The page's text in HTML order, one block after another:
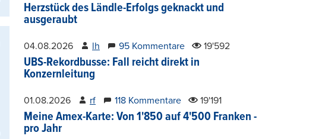
Herzstück des Ländle-Erfolgs geknackt und
ausgeraubt
04.08.2026 lh 95 Kommentare 19'592
UBS-Rekordbusse: Fall reicht direkt in
Konzernleitung
01.08.2026 rf 118 Kommentare 19'191
Meine Amex-Karte: Von 1'850 auf 4'500 Franken -
pro Jahr